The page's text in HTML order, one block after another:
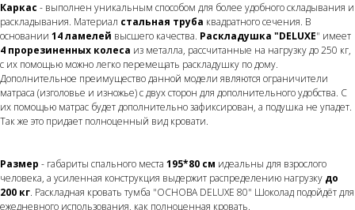
Каркас - выполнен уникальным способом для более удобного складывания и
раскладывания. Материал стальная труба квадратного сечения. В
основании 14 ламелей высшего качества. Раскладушка "DELUXE" имеет
4 прорезиненных колеса из металла, рассчитанные на нагрузку до 250 кг,
с их помощью можно легко перемещать раскладушку по дому.
Дополнительное преимущество данной модели являются ограничители
матраса (изголовье и изножье) с двух сторон для дополнительного удобства. С
их помощью матрас будет дополнительно зафиксирован, а подушка не упадет.
Так же это придает полноценный вид кровати.
Размер - габариты спального места 195*80 см идеальны для взрослого
человека, а усиленная конструкция выдержит распределению нагрузку до
200 кг. Раскладная кровать тумба "ОСНОВА DELUXE 80" Шоколад подойдёт для
ежедневного использования, как полноценная кровать.